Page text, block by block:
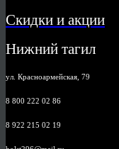
Скидки и акции
Нижний тагил
ул. Красноармейская, 79
8 800 222 02 86
8 922 215 02 19